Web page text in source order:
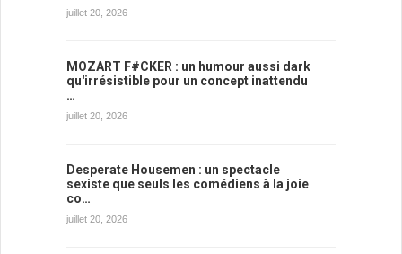
juillet 20, 2026
MOZART F#CKER : un humour aussi dark
qu'irrésistible pour un concept inattendu
…
juillet 20, 2026
Desperate Housemen : un spectacle
sexiste que seuls les comédiens à la joie
co…
juillet 20, 2026